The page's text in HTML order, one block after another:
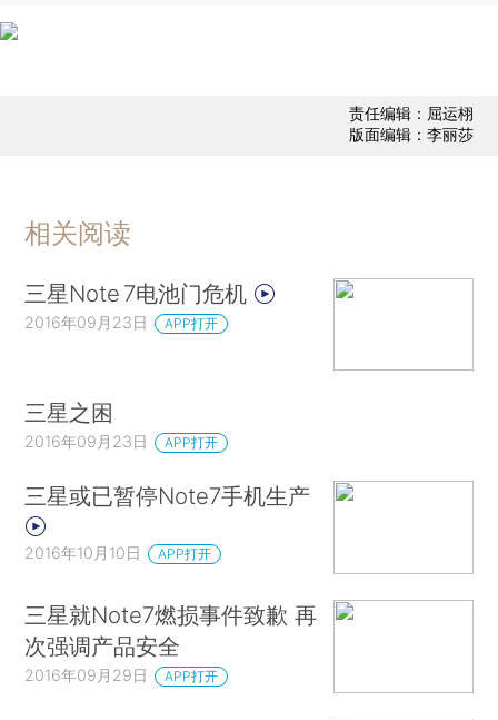
责任编辑：屈运栩
版面编辑：李丽莎
相关阅读
三星Note 7电池门危机
2016年09月23日 APP打开
三星之困
2016年09月23日 APP打开
三星或已暂停Note7手机生产
2016年10月10日 APP打开
三星就Note7燃损事件致歉 再
次强调产品安全
2016年09月29日 APP打开